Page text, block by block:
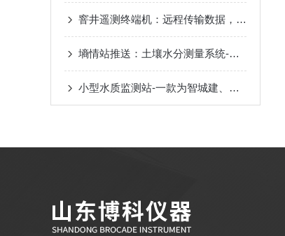
窨井遥测终端机：远程传输数据，内涝预警更及时
墒情站推送：土壤水分测量系统-土壤墒情监测2023年包邮全+境+派+送
小型水质监测站-一款为智城建、感知水情的水质设备